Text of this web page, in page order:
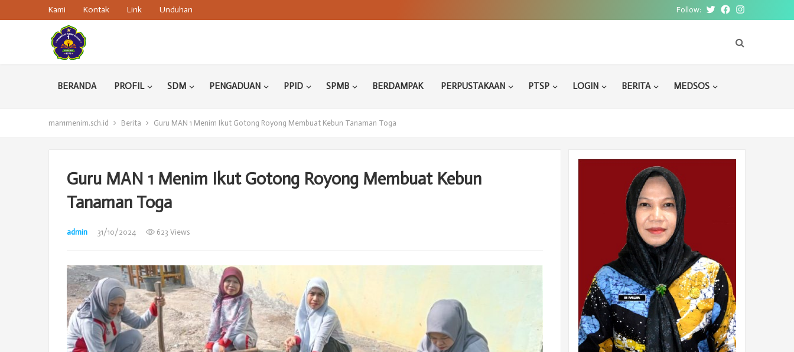
Kami Kontak Link Unduhan Follow: TwitterFacebookInstagram
BERANDA PROFIL SDM PENGADUAN PPID SPMB BERDAMPAK PERPUSTAKAAN PTSP LOGIN BERITA MEDSOS
man1menim.sch.id Berita Guru MAN 1 Menim Ikut Gotong Royong Membuat Kebun Tanaman Toga
Guru MAN 1 Menim Ikut Gotong Royong Membuat Kebun
Tanaman Toga
admin 31/10/2024 623 Views